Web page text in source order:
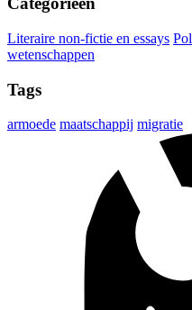
Literaire non-fictie en essays
wetenschappen
Tags
armoede maatschappij migratie